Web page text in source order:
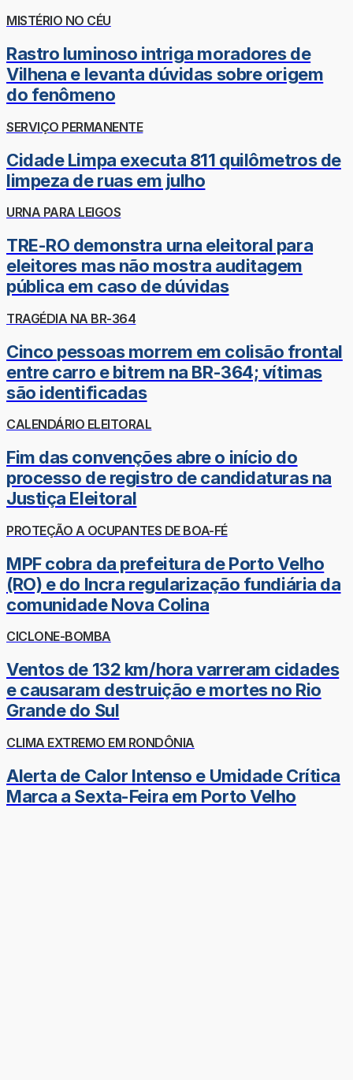
MISTÉRIO NO CÉU
Rastro luminoso intriga moradores de
Vilhena e levanta dúvidas sobre origem
do fenômeno
SERVIÇO PERMANENTE
Cidade Limpa executa 811 quilômetros de
limpeza de ruas em julho
URNA PARA LEIGOS
TRE-RO demonstra urna eleitoral para
eleitores mas não mostra auditagem
pública em caso de dúvidas
TRAGÉDIA NA BR-364
Cinco pessoas morrem em colisão frontal
entre carro e bitrem na BR-364; vítimas
são identificadas
CALENDÁRIO ELEITORAL
Fim das convenções abre o início do
processo de registro de candidaturas na
Justiça Eleitoral
PROTEÇÃO A OCUPANTES DE BOA-FÉ
MPF cobra da prefeitura de Porto Velho
(RO) e do Incra regularização fundiária da
comunidade Nova Colina
CICLONE-BOMBA
Ventos de 132 km/hora varreram cidades
e causaram destruição e mortes no Rio
Grande do Sul
CLIMA EXTREMO EM RONDÔNIA
Alerta de Calor Intenso e Umidade Crítica
Marca a Sexta-Feira em Porto Velho